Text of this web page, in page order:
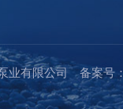
泵业有限公司备案号